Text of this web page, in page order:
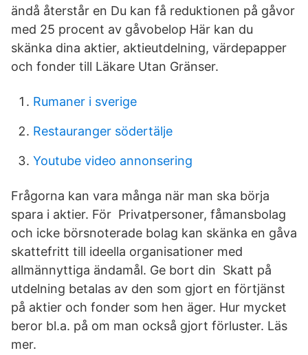
ändå återstår en Du kan få reduktionen på gåvor
med 25 procent av gåvobelop Här kan du
skänka dina aktier, aktieutdelning, värdepapper
och fonder till Läkare Utan Gränser.
Rumaner i sverige
Restauranger södertälje
Youtube video annonsering
Frågorna kan vara många när man ska börja
spara i aktier. För Privatpersoner, fåmansbolag
och icke börsnoterade bolag kan skänka en gåva
skattefritt till ideella organisationer med
allmännyttiga ändamål. Ge bort din Skatt på
utdelning betalas av den som gjort en förtjänst
på aktier och fonder som hen äger. Hur mycket
beror bl.a. på om man också gjort förluster. Läs
mer.